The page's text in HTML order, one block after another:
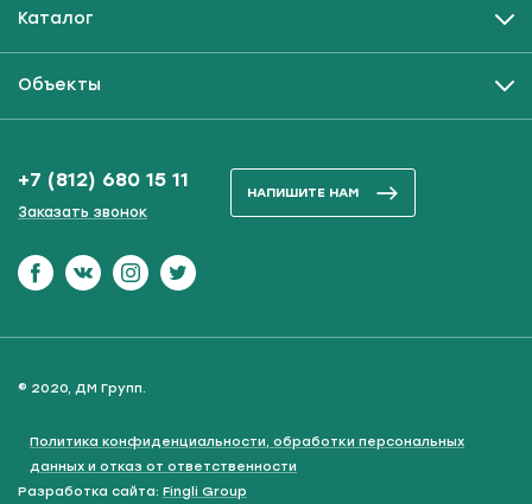
Каталог
Объекты
+7 (812) 680 15 11
Заказать звонок
НАПИШИТЕ НАМ
Наш Фейсбук
Наш Вконтакте
Наш инстаграм
Наш Твитер
© 2020, ДМ Групп.
Политика конфиденциальности, обработки персональных
данных и отказ от ответственности
Разработка сайта: Fingli Group